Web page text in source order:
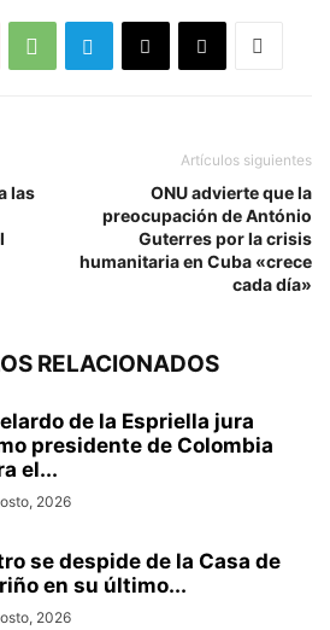
las
Artículos siguientes
ONU advierte que la
preocupación de António
Guterres por la crisis
humanitaria en Cuba «crece
cada día»
RELACIONADOS
de la Espriella jura
presidente de Colombia
el...
2026
se despide de la Casa de
en su último...
2026